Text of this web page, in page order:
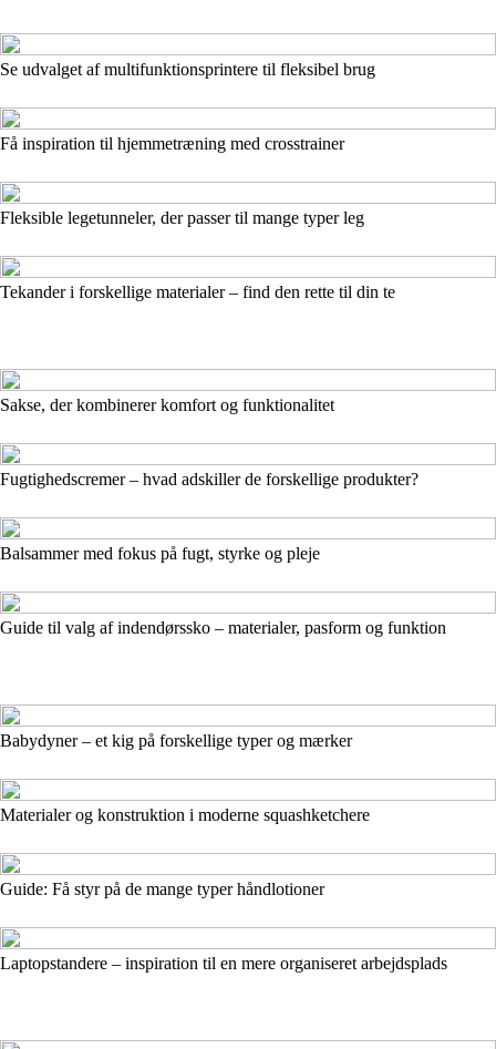
Se udvalget af multifunktionsprintere til fleksibel brug
Få inspiration til hjemmetræning med crosstrainer
Fleksible legetunneler, der passer til mange typer leg
Tekander i forskellige materialer – find den rette til din te
Sakse, der kombinerer komfort og funktionalitet
Fugtighedscremer – hvad adskiller de forskellige produkter?
Balsammer med fokus på fugt, styrke og pleje
Guide til valg af indendørssko – materialer, pasform og funktion
Babydyner – et kig på forskellige typer og mærker
Materialer og konstruktion i moderne squashketchere
Guide: Få styr på de mange typer håndlotioner
Laptopstandere – inspiration til en mere organiseret arbejdsplads